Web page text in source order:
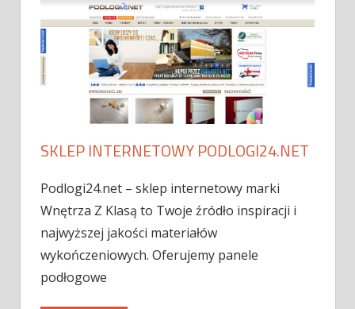
SKLEP INTERNETOWY PODLOGI24.NET
Podlogi24.net – sklep internetowy marki
Wnętrza Z Klasą to Twoje źródło inspiracji i
najwyższej jakości materiałów
wykończeniowych. Oferujemy panele
podłogowe